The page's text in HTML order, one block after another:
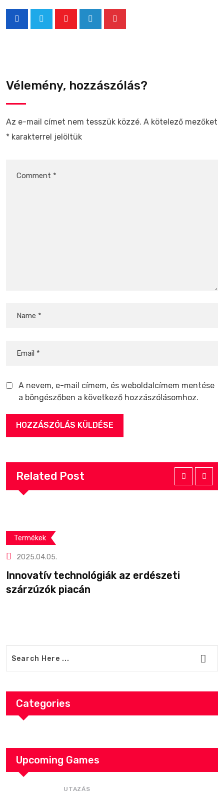
Vélemény, hozzászólás?
Az e-mail címet nem tesszük közzé. A kötelező mezőket
* karakterrel jelöltük
A nevem, e-mail címem, és weboldalcímem mentése
a böngészőben a következő hozzászólásomhoz.
Related Post
Termékek
2025.04.05.
Innovatív technológiák az erdészeti
szárzúzók piacán
Categories
Upcoming Games
UTAZÁS